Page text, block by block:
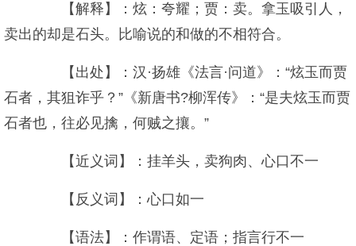
【解释】：炫：夸耀；贾：卖。拿玉吸引人，
卖出的却是石头。比喻说的和做的不相符合。
【出处】：汉·扬雄《法言·问道》：“炫玉而贾
石者，其狙诈乎？”《新唐书?柳浑传》：“是夫炫玉而贾
石者也，往必见擒，何贼之攘。”
【近义词】：挂羊头，卖狗肉、心口不一
【反义词】：心口如一
【语法】：作谓语、定语；指言行不一